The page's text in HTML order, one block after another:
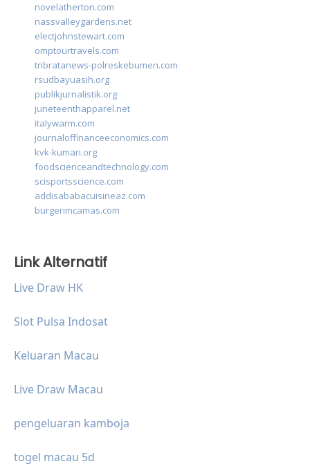
novelatherton.com
nassvalleygardens.net
electjohnstewart.com
omptourtravels.com
tribratanews-polreskebumen.com
rsudbayuasih.org
publikjurnalistik.org
juneteenthapparel.net
italywarm.com
journaloffinanceeconomics.com
kvk-kumari.org
foodscienceandtechnology.com
scisportsscience.com
addisababacuisineaz.com
burgerimcamas.com
Link Alternatif
Live Draw HK
Slot Pulsa Indosat
Keluaran Macau
Live Draw Macau
pengeluaran kamboja
togel macau 5d